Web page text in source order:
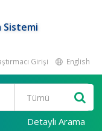
Sistemi
Girişi English
Detaylı Arama